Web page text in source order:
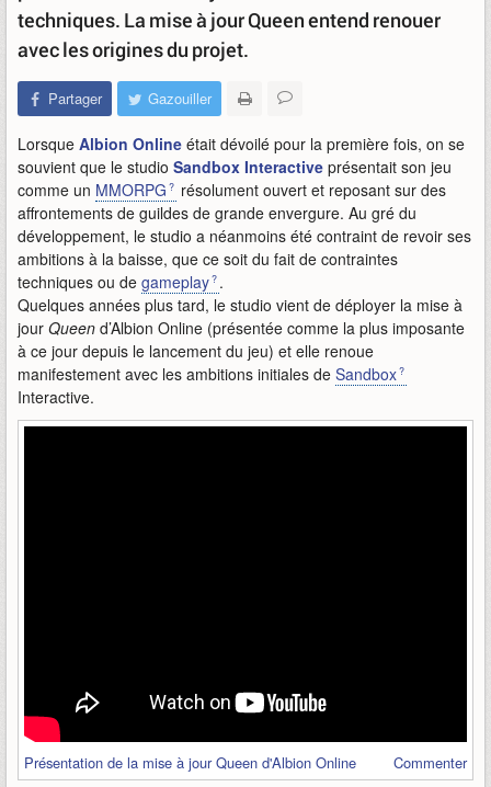
techniques. La mise à jour Queen entend renouer
avec les origines du projet.
Partager Gazouiller
Lorsque Albion Online était dévoilé pour la première fois, on se
souvient que le studio Sandbox Interactive présentait son jeu
comme un MMORPG
résolument ouvert et reposant sur des
affrontements de guildes de grande envergure. Au gré du
développement, le studio a néanmoins été contraint de revoir ses
ambitions à la baisse, que ce soit du fait de contraintes
techniques ou de gameplay .
Quelques années plus tard, le studio vient de déployer la mise à
jour Queen d’Albion Online (présentée comme la plus imposante
à ce jour depuis le lancement du jeu) et elle renoue
manifestement avec les ambitions initiales de Sandbox
Interactive.
Commenter
Présentation de la mise à jour Queen d'Albion Online